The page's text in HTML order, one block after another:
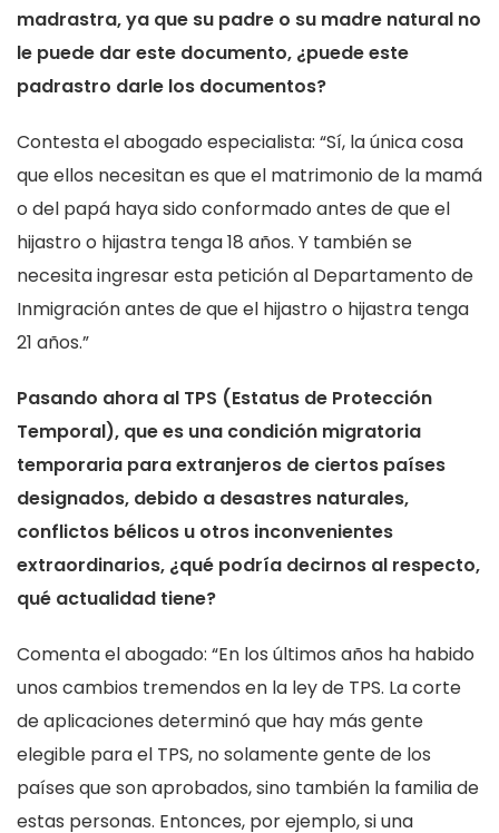
madrastra, ya que su padre o su madre natural no
le puede dar este documento, ¿puede este
padrastro darle los documentos?
Contesta el abogado especialista: “Sí, la única cosa
que ellos necesitan es que el matrimonio de la mamá
o del papá haya sido conformado antes de que el
hijastro o hijastra tenga 18 años. Y también se
necesita ingresar esta petición al Departamento de
Inmigración antes de que el hijastro o hijastra tenga
21 años.”
Pasando ahora al TPS (Estatus de Protección
Temporal), que es una condición migratoria
temporaria para extranjeros de ciertos países
designados, debido a desastres naturales,
conflictos bélicos u otros inconvenientes
extraordinarios, ¿qué podría decirnos al respecto,
qué actualidad tiene?
Comenta el abogado: “En los últimos años ha habido
unos cambios tremendos en la ley de TPS. La corte
de aplicaciones determinó que hay más gente
elegible para el TPS, no solamente gente de los
países que son aprobados, sino también la familia de
estas personas. Entonces, por ejemplo, si una